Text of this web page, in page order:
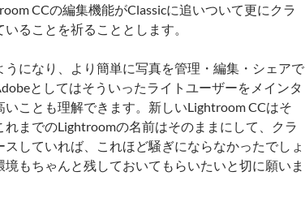
CCの編集機能がClassicに追いついて更にクラ
ることを祈ることとします。
になり、より簡単に写真を管理・編集・シェアで
としてはそういったライトユーザーをメインタ
ことも理解できます。新しいLightroom CCはそ
までのLightroomの名前はそのままにして、クラ
していれば、これほど騒ぎにならなかったでしょ
もちゃんと残しておいてもらいたいと切に願いま